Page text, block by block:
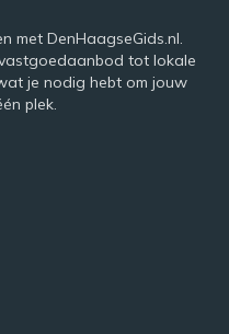
met DenHaagseGids.nl.
tot lokale
je nodig hebt om jouw
plek.